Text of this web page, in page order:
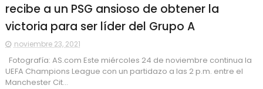
recibe a un PSG ansioso de obtener la
victoria para ser líder del Grupo A
noviembre 23, 2021
Fotografía: AS.com Este miércoles 24 de noviembre continua la
UEFA Champions League con un partidazo a las 2 p.m. entre el
Manchester Cit...